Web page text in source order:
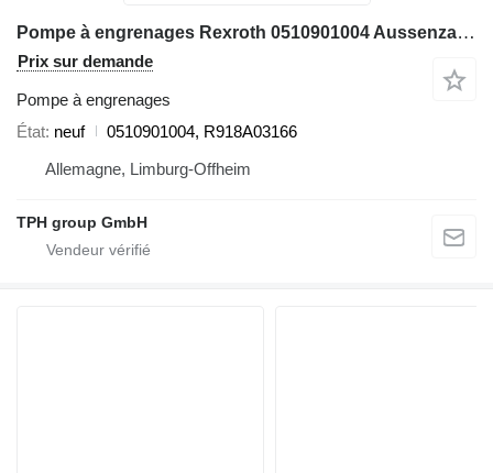
Pompe à engrenages Rexroth 0510901004 Aussenzahnradpumpe, R918A03166 pour matériel de TP
Prix sur demande
Pompe à engrenages
État neuf
0510901004, R918A03166
Allemagne, Limburg-Offheim
TPH group GmbH